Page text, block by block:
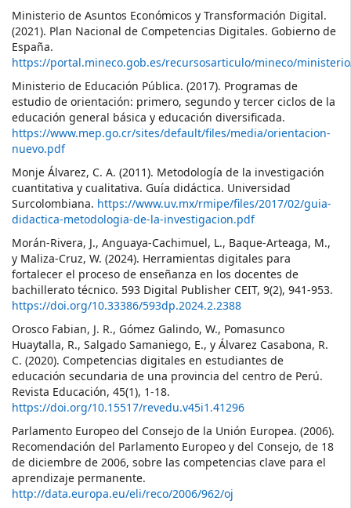
Ministerio de Asuntos Económicos y Transformación Digital.
(2021). Plan Nacional de Competencias Digitales. Gobierno de
España.
https://portal.mineco.gob.es/recursosarticulo/mineco/
Ministerio de Educación Pública. (2017). Programas de
estudio de orientación: primero, segundo y tercer ciclos de la
educación general básica y educación diversificada.
https://www.mep.go.cr/sites/default/files/media/orientacion-
nuevo.pdf
Monje Álvarez, C. A. (2011). Metodología de la investigación
cuantitativa y cualitativa. Guía didáctica. Universidad
Surcolombiana. https://www.uv.mx/rmipe/files/2017/02/guia-
didactica-metodologia-de-la-investigacion.pdf
Morán-Rivera, J., Anguaya-Cachimuel, L., Baque-Arteaga, M.,
y Maliza-Cruz, W. (2024). Herramientas digitales para
fortalecer el proceso de enseñanza en los docentes de
bachillerato técnico. 593 Digital Publisher CEIT, 9(2), 941-953.
https://doi.org/10.33386/593dp.2024.2.2388
Orosco Fabian, J. R., Gómez Galindo, W., Pomasunco
Huaytalla, R., Salgado Samaniego, E., y Álvarez Casabona, R.
C. (2020). Competencias digitales en estudiantes de
educación secundaria de una provincia del centro de Perú.
Revista Educación, 45(1), 1-18.
https://doi.org/10.15517/revedu.v45i1.41296
Parlamento Europeo del Consejo de la Unión Europea. (2006).
Recomendación del Parlamento Europeo y del Consejo, de 18
de diciembre de 2006, sobre las competencias clave para el
aprendizaje permanente.
http://data.europa.eu/eli/reco/2006/962/oj